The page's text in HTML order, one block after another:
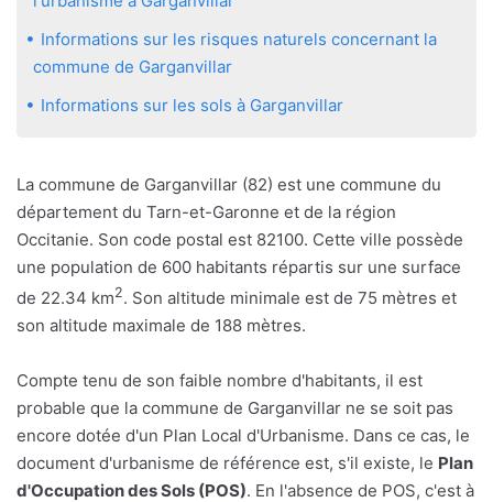
Informations sur les risques naturels concernant la
commune de Garganvillar
Informations sur les sols à Garganvillar
La commune de Garganvillar (82) est une commune du
département du Tarn-et-Garonne et de la région
Occitanie. Son code postal est 82100. Cette ville possède
une population de 600 habitants répartis sur une surface
de 22.34 km2. Son altitude minimale est de 75 mètres et
son altitude maximale de 188 mètres.
Compte tenu de son faible nombre d'habitants, il est
probable que la commune de Garganvillar ne se soit pas
encore dotée d'un Plan Local d'Urbanisme. Dans ce cas, le
document d'urbanisme de référence est, s'il existe, le Plan
d'Occupation des Sols (POS). En l'absence de POS, c'est à